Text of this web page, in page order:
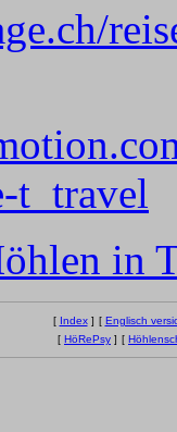
t_travel
in
[ Index] [ Englisch
[ HöRePsy ] [